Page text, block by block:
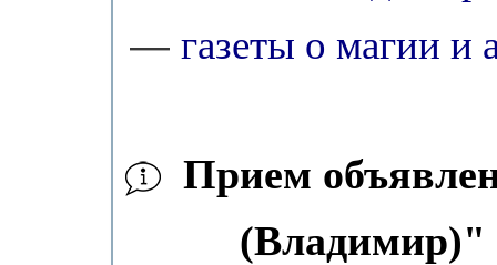
— газеты о магии и
Прием
(Владимир)"